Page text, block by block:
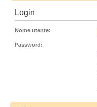
Login
Nome utente:
Password: